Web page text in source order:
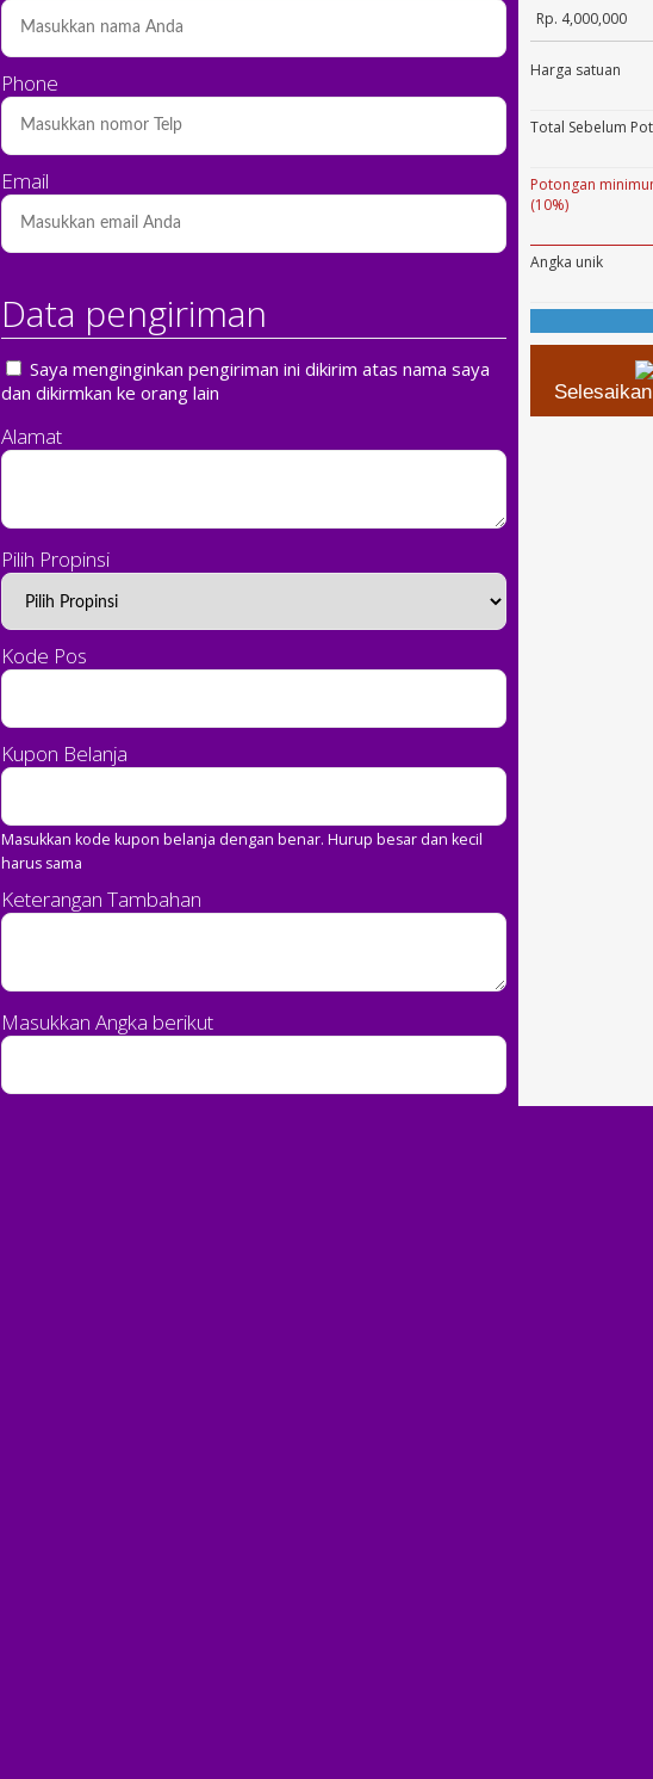
Phone
Email
Data pengiriman
Saya menginginkan pengiriman ini dikirim atas nama saya
dan dikirmkan ke orang lain
Alamat
Pilih Propinsi
Kode Pos
Kupon Belanja
Masukkan kode kupon belanja dengan benar. Hurup besar dan kecil
harus sama
Keterangan Tambahan
Masukkan Angka berikut
Rp. 4,000,000
Harga satuan
Total Sebelum
Potongan
(10%)
Angka unik